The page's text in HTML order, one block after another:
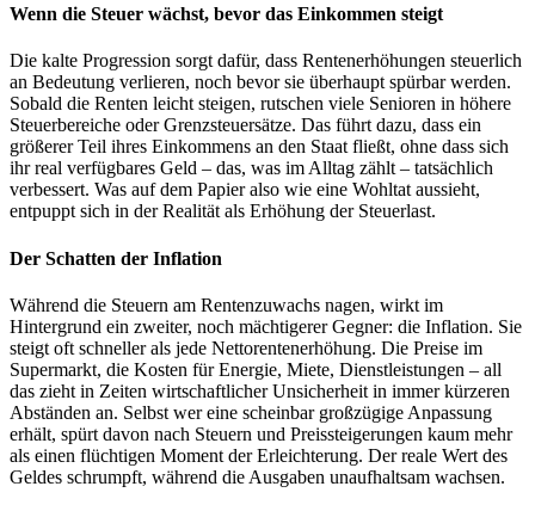
Wenn die Steuer wächst, bevor das Einkommen steigt
Die kalte Progression sorgt dafür, dass Rentenerhöhungen steuerlich
an Bedeutung verlieren, noch bevor sie überhaupt spürbar werden.
Sobald die Renten leicht steigen, rutschen viele Senioren in höhere
Steuerbereiche oder Grenzsteuersätze. Das führt dazu, dass ein
größerer Teil ihres Einkommens an den Staat fließt, ohne dass sich
ihr real verfügbares Geld – das, was im Alltag zählt – tatsächlich
verbessert. Was auf dem Papier also wie eine Wohltat aussieht,
entpuppt sich in der Realität als Erhöhung der Steuerlast.
Der Schatten der Inflation
Während die Steuern am Rentenzuwachs nagen, wirkt im
Hintergrund ein zweiter, noch mächtigerer Gegner: die Inflation. Sie
steigt oft schneller als jede Nettorentenerhöhung. Die Preise im
Supermarkt, die Kosten für Energie, Miete, Dienstleistungen – all
das zieht in Zeiten wirtschaftlicher Unsicherheit in immer kürzeren
Abständen an. Selbst wer eine scheinbar großzügige Anpassung
erhält, spürt davon nach Steuern und Preissteigerungen kaum mehr
als einen flüchtigen Moment der Erleichterung. Der reale Wert des
Geldes schrumpft, während die Ausgaben unaufhaltsam wachsen.